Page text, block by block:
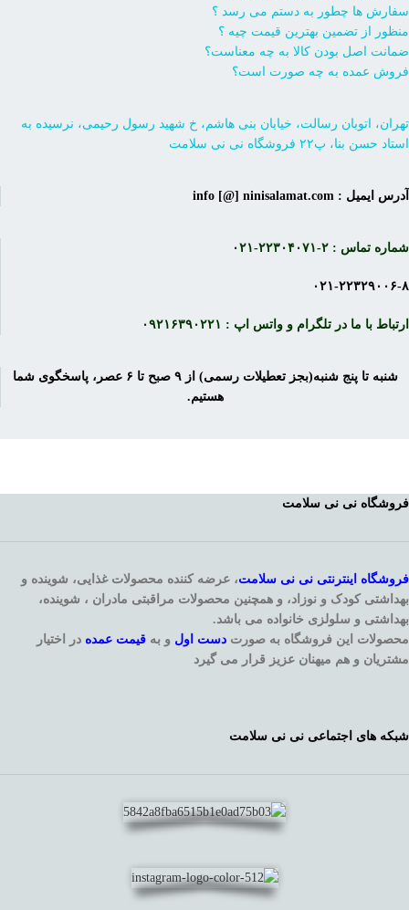
سفارش ها چطور به دستم می رسد ؟
منظور از تضمین بهترین قیمت چیه ؟
ضمانت اصل بودن کالا به چه معناست؟
فروش عمده به چه صورت است؟
تهران، اتوبان رسالت، خیابان بنی هاشم، خ شهید رسول رحیمی، نرسیده به
استاد حسن بنا، پ۲۲ فروشگاه نی نی سلامت
آدرس ایمیل : info [@] ninisalamat.com
شماره تماس : ۲-۲۲۳۰۴۰۷۱-۰۲۱
۰۲۱-۲۲۳۲۹۰۰۶-۸
ارتباط با ما در تلگرام و واتس اپ : ۰۹۲۱۶۳۹۰۲۲۱
شنبه تا پنج شنبه(بجز تعطیلات رسمی) از ۹ صبح تا ۶ عصر، پاسخگوی شما
هستیم.
فروشگاه نی نی سلامت
فروشگاه اینترنتی نی نی سلامت، عرضه کننده محصولات غذایی، شوینده و
بهداشتی کودک و نوزاد، و همچنین محصولات مراقبتی مادران ، شوینده،
بهداشتی و سلولزی خانواده می باشد.
محصولات این فروشگاه به صورت دست اول و به قیمت عمده در اختیار
مشتریان و هم میهنان عزیز قرار می گیرد
شبکه های اجتماعی نی نی سلامت